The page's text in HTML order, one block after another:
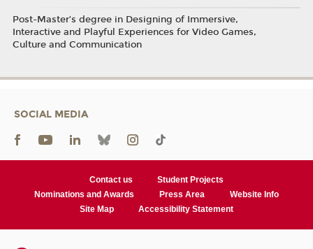
Post-Master’s degree in Designing of Immersive,
Interactive and Playful Experiences for Video Games,
Culture and Communication
SOCIAL MEDIA
Contact us
Student Projects
Nominations and Awards
Press Area
Website Info
Site Map
Accessibility Statement